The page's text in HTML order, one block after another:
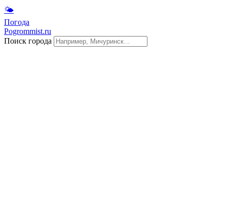
🌤
Погода
Pogrommist.ru
Поиск города